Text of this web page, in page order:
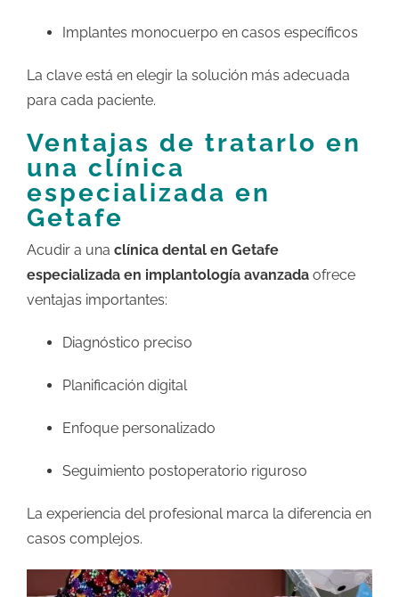
Implantes monocuerpo en casos específicos
La clave está en elegir la solución más adecuada
para cada paciente.
Ventajas de tratarlo en
una clínica
especializada en
Getafe
Acudir a una clínica dental en Getafe
especializada en implantología avanzada ofrece
ventajas importantes:
Diagnóstico preciso
Planificación digital
Enfoque personalizado
Seguimiento postoperatorio riguroso
La experiencia del profesional marca la diferencia en
casos complejos.